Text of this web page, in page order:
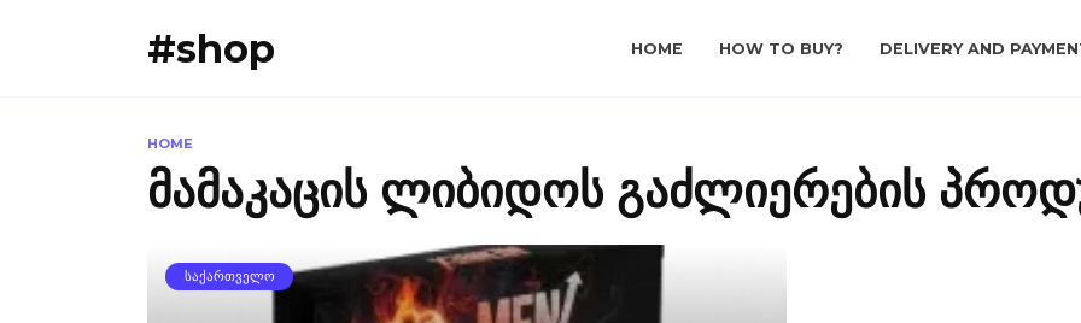
#shop HOME HOW TO BUY? DELIVERY AND
HOME
მამაკაცის ლიბიდოს გაძლიერების
ᲡᲐᲥᲐᲠᲗᲕᲔᲚᲝ